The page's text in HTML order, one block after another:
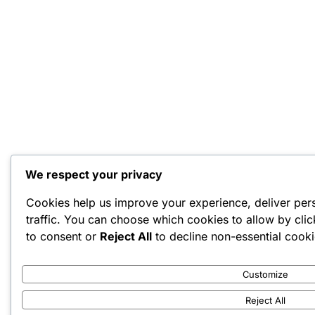
We respect your privacy
Cookies help us improve your experience, deliver
traffic. You can choose which cookies to allow by
to consent or Reject All to decline non-essential
Customize
Reject All